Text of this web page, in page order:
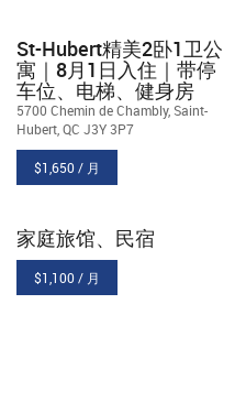
St-Hubert精美2卧1卫公
寓｜8月1日入住｜带停
车位、电梯、健身房
5700 Chemin de Chambly, Saint-
Hubert, QC J3Y 3P7
$1,650 / 月
家庭旅馆、民宿
$1,100 / 月